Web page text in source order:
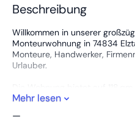
Beschreibung
Willkommen in unserer
Monteurwohnung in 74834
Monteure, Handwerker,
Urlauber.
ist in 5 große, liebevoll
Mehr lesen
—